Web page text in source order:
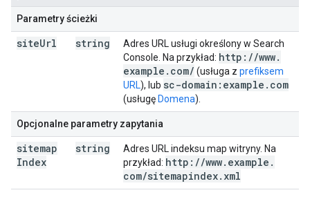
Parametry ścieżki
siteUrl string
Adres URL usługi określony w Search
Console. Na przykład: http: //www.
example . com/ (usługa z prefiksem
URL), lub sc-domain:example . com
(usługę Domena).
Opcjonalne parametry zapytania
sitemap
Index
string
Adres URL indeksu map witryny. Na
przykład: http: //www. example .
com/sitemapindex. xml